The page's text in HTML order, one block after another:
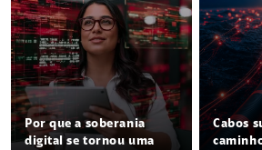
Por que a soberania
digital se tornou uma
Cabos